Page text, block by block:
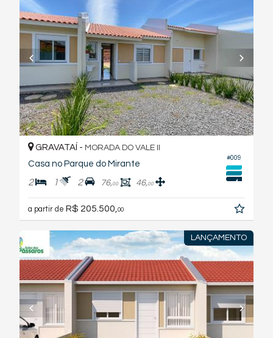
#009
GRAVATAÍ - MORADA DO VALE II
Casa no Parque do Mirante
2 1 2 76,00 46,00
a partir de R$ 205.500, 00
LANÇAMENTO